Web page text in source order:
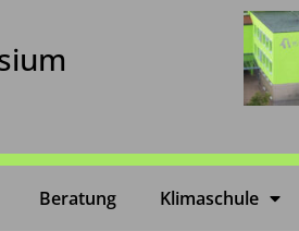
Beratung Klimaschule